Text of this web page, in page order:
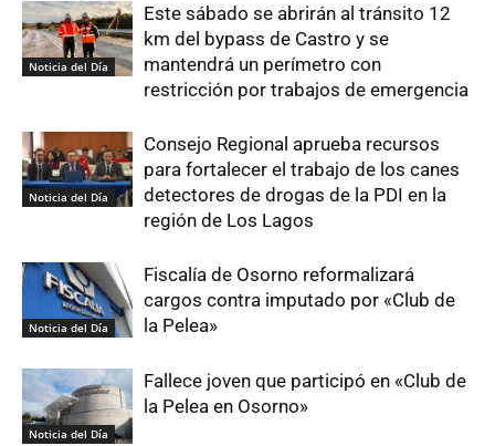
Noticia del Día
Este sábado se abrirán al tránsito 12
km del bypass de Castro y se
mantendrá un perímetro con
restricción por trabajos de emergencia
Noticia del Día
Consejo Regional aprueba recursos
para fortalecer el trabajo de los canes
detectores de drogas de la PDI en la
región de Los Lagos
Noticia del Día
Fiscalía de Osorno reformalizará
cargos contra imputado por «Club de
la Pelea»
Noticia del Día
Fallece joven que participó en «Club de
la Pelea en Osorno»